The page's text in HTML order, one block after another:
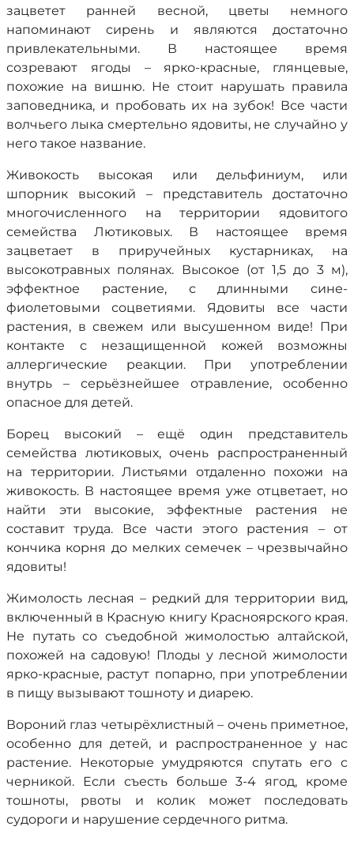
зацветет ранней весной, цветы немного
напоминают сирень и являются достаточно
привлекательными. В настоящее время
созревают ягоды – ярко-красные, глянцевые,
похожие на вишню. Не стоит нарушать правила
заповедника, и пробовать их на зубок! Все части
волчьего лыка смертельно ядовиты, не случайно у
него такое название.
Живокость высокая или дельфиниум, или
шпорник высокий – представитель достаточно
многочисленного на территории ядовитого
семейства Лютиковых. В настоящее время
зацветает в приручейных кустарниках, на
высокотравных полянах. Высокое (от 1,5 до 3 м),
эффектное растение, с длинными сине-
фиолетовыми соцветиями. Ядовиты все части
растения, в свежем или высушенном виде! При
контакте с незащищенной кожей возможны
аллергические реакции. При употреблении
внутрь – серьёзнейшее отравление, особенно
опасное для детей.
Борец высокий – ещё один представитель
семейства лютиковых, очень распространенный
на территории. Листьями отдаленно похожи на
живокость. В настоящее время уже отцветает, но
найти эти высокие, эффектные растения не
составит труда. Все части этого растения – от
кончика корня до мелких семечек – чрезвычайно
ядовиты!
Жимолость лесная – редкий для территории вид,
включенный в Красную книгу Красноярского края.
Не путать со съедобной жимолостью алтайской,
похожей на садовую! Плоды у лесной жимолости
ярко-красные, растут попарно, при употреблении
в пищу вызывают тошноту и диарею.
Вороний глаз четырёхлистный – очень приметное,
особенно для детей, и распространенное у нас
растение. Некоторые умудряются спутать его с
черникой. Если съесть больше 3-4 ягод, кроме
тошноты, рвоты и колик может последовать
судороги и нарушение сердечного ритма.